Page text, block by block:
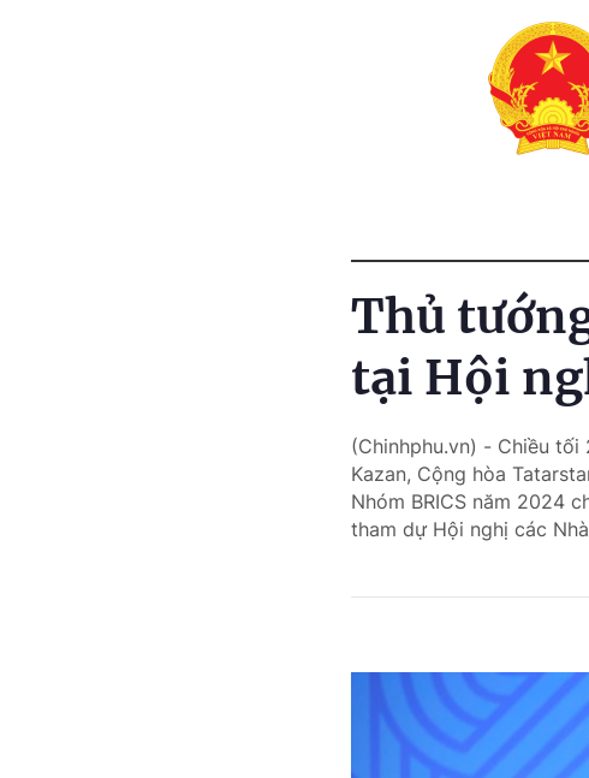
Thủ
tại Hội
(Chinhphu.vn) - Chiều
Kazan, Cộng hòa
Nhóm BRICS năm 2024
tham dự Hội nghị các